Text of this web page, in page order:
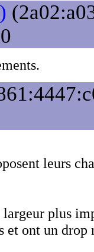
leurs
plus
et ont un